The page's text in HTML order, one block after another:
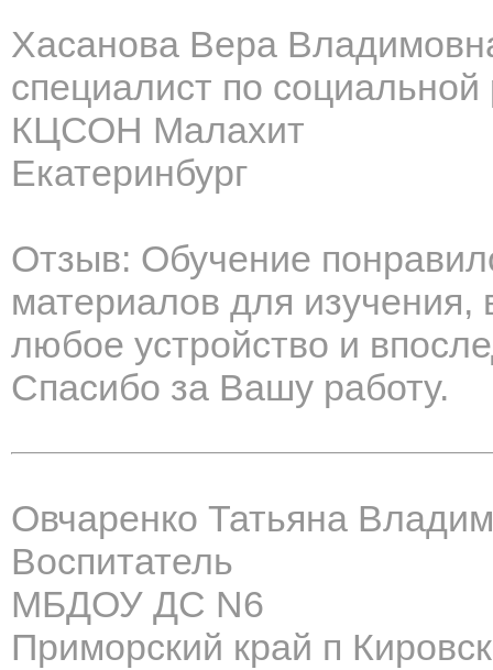
Хасанова Вера
специалист по социальной
КЦСОН Малахит
Екатеринбург
Отзыв: Обучение
материалов для изучения,
любое устройство и
Спасибо за Вашу работу.
Овчаренко Татьяна
Воспитатель
МБДОУ ДС N6
Приморский край п